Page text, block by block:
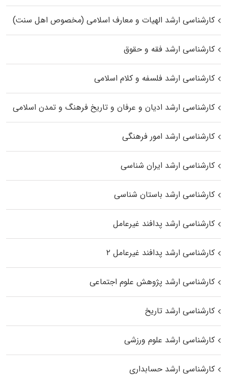
کارشناسی ارشد الهیات و معارف اسلامی (مخصوص اهل سنت)
کارشناسی ارشد فقه و حقوق
کارشناسی ارشد فلسفه و کلام اسلامی
کارشناسی ارشد ادیان و عرفان و تاریخ فرهنگ و تمدن اسلامی
کارشناسی ارشد امور فرهنگی
کارشناسی ارشد ایران شناسی
کارشناسی ارشد باستان شناسی
کارشناسی ارشد پدافند غیرعامل
کارشناسی ارشد پدافند غیرعامل ۲
کارشناسی ارشد پژوهش علوم اجتماعی
کارشناسی ارشد تاریخ
کارشناسی ارشد علوم ورزشی
کارشناسی ارشد حسابداری